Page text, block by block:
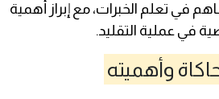
في تعلم الخبرات، مع إبراز أهمية
في عملية التقليد.
وأهميته